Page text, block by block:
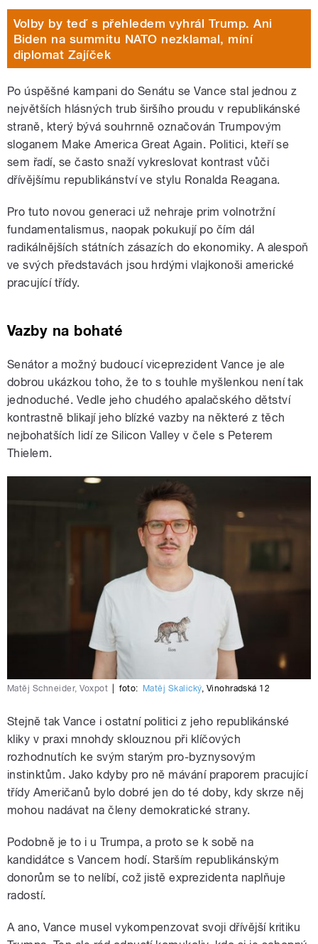
Volby by teď s přehledem vyhrál Trump. Ani
Biden na summitu NATO nezklamal, míní
diplomat Zajíček
Po úspěšné kampani do Senátu se Vance stal jednou z
největších hlásných trub širšího proudu v republikánské
straně, který bývá souhrnně označován Trumpovým
sloganem Make America Great Again. Politici, kteří se
sem řadí, se často snaží vykreslovat kontrast vůči
dřívějšímu republikánství ve stylu Ronalda Reagana.
Pro tuto novou generaci už nehraje prim volnotržní
fundamentalismus, naopak pokukují po čím dál
radikálnějších státních zásazích do ekonomiky. A alespoň
ve svých představách jsou hrdými vlajkonoši americké
pracující třídy.
Vazby na bohaté
Senátor a možný budoucí viceprezident Vance je ale
dobrou ukázkou toho, že to s touhle myšlenkou není tak
jednoduché. Vedle jeho chudého apalačského dětství
kontrastně blikají jeho blízké vazby na některé z těch
nejbohatších lidí ze Silicon Valley v čele s Peterem
Thielem.
Matěj Schneider, Voxpot foto: Matěj Skalický, Vinohradská 12
Stejně tak Vance i ostatní politici z jeho republikánské
kliky v praxi mnohdy sklouznou při klíčových
rozhodnutích ke svým starým pro-byznysovým
instinktům. Jako kdyby pro ně mávání praporem pracující
třídy Američanů bylo dobré jen do té doby, kdy skrze něj
mohou nadávat na členy demokratické strany.
Podobně je to i u Trumpa, a proto se k sobě na
kandidátce s Vancem hodí. Starším republikánským
donorům se to nelíbí, což jistě exprezidenta naplňuje
radostí.
A ano, Vance musel vykompenzovat svoji dřívější kritiku